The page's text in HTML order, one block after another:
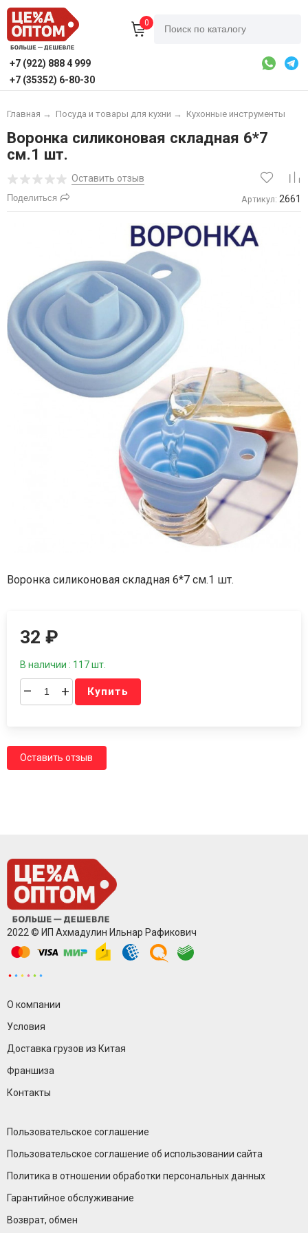
0
+7 (922) 888 4 999
+7 (35352) 6-80-30
Главная → Посуда и товары для кухни → Кухонные инструменты
Воронка силиконовая складная 6*7
см.1 шт.
Оставить отзыв
Поделиться Артикул: 2661
Воронка силиконовая складная 6*7 см.1 шт.
32₽
В наличии : 117 шт.
– + Купить
Оставить отзыв
2022 © ИП Ахмадулин Ильнар Рафикович
О компании
Условия
Доставка грузов из Китая
Франшиза
Контакты
Пользовательское соглашение
Пользовательское соглашение об использовании сайта
Политика в отношении обработки персональных данных
Гарантийное обслуживание
Возврат, обмен